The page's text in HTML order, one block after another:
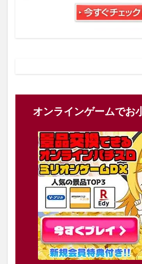
オンラインゲームでお